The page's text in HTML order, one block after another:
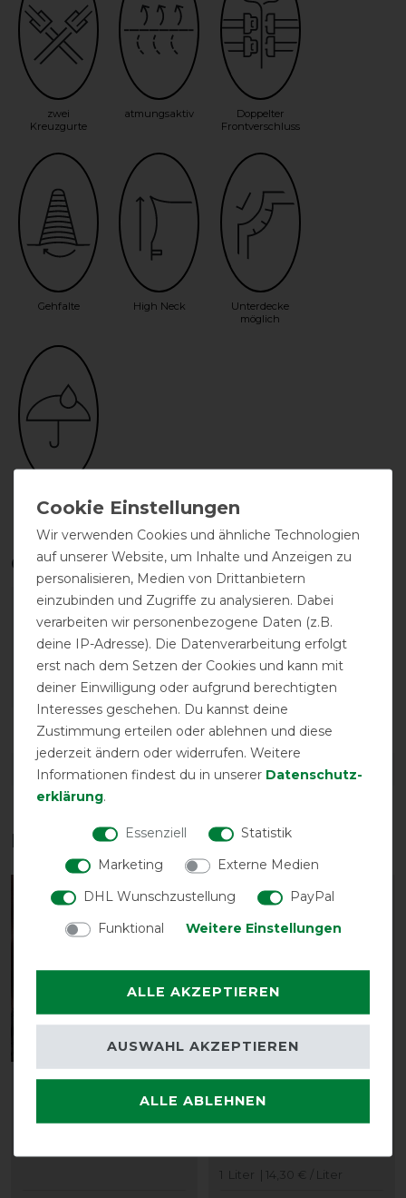
zwei
Kreuzgurte
atmungsaktiv
Doppelter
Frontverschluss
Gehfalte High Neck
Unterdecke
möglich
wasserdicht
Qualitätsstufen
Reißfestigkeit Wasserdichtigkeit
DETAILS ZUR PRODUKTSICHERHEIT
Das perfekte Zubehör für dich
-13%
Waldhausen Stay-Clean
vorher 11,90 €
-10%
kellX Membran
Waschmittel 1000ml
vorher 15,90 €
1 Liter | 14,30 € / Liter
Wir verwenden Cookies und ähnliche Technologien
auf unserer Website, um Inhalte und Anzeigen zu
personalisieren, Medien von Drittanbietern
einzubinden und Zugriffe zu analysieren. Dabei
verarbeiten wir personenbezogene Daten (z.B.
deine IP-Adresse). Die Datenverarbeitung erfolgt
erst nach dem Setzen der Cookies und kann mit
deiner Einwilligung oder aufgrund berechtigten
Interesses geschehen. Du kannst deine
Zustimmung erteilen oder ablehnen und diese
jederzeit ändern oder widerrufen. Weitere
Informationen findest du in unserer Daten­schutz­
erklärung.
Essenziell
Statistik
Marketing
Externe Medien
DHL Wunschzustellung
PayPal
Funktional
Weitere Einstellungen
ALLE AKZEPTIEREN
ALLE ABLEHNEN
AUSWAHL AKZEPTIEREN